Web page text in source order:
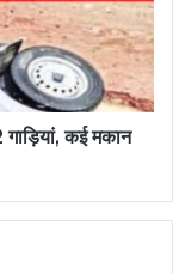
कई मकान